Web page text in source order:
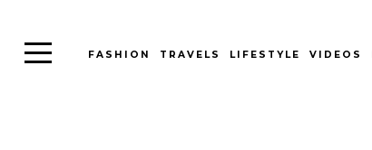
FASHION TRAVELS LIFESTYLE VIDEOS